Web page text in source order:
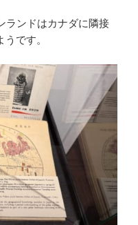
ランドはカナダに隣接
です。